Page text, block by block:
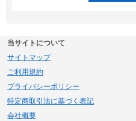
当サイトについて
サイトマップ
ご利用規約
プライバシーポリシー
特定商取引法に基づく表記
会社概要